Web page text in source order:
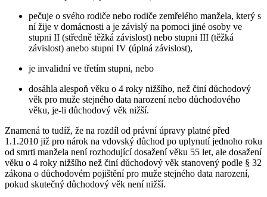
pečuje o svého rodiče nebo rodiče zemřelého manžela, který s
ní žije v domácnosti a je závislý na pomoci jiné osoby ve
stupni II (středně těžká závislost) nebo stupni III (těžká
závislost) anebo stupni IV (úplná závislost),
je invalidní ve třetím stupni, nebo
dosáhla alespoň věku o 4 roky nižšího, než činí důchodový
věk pro muže stejného data narození nebo důchodového
věku, je-li důchodový věk nižší.
Znamená to tudíž, že na rozdíl od právní úpravy platné před
1.1.2010 již pro nárok na vdovský důchod po uplynutí jednoho roku
od smrti manžela není rozhodující dosažení věku 55 let, ale dosažení
věku o 4 roky nižšího než činí důchodový věk stanovený podle § 32
zákona o důchodovém pojištění pro muže stejného data narození,
pokud skutečný důchodový věk není nižší.